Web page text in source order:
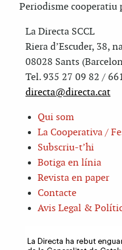
Periodisme cooperatiu
La Directa SCCL
Riera d’Escuder, 38,
08028 Sants
Tel. 935 27 09 82 /
directa@directa.cat
Qui som
La Cooperativa /
Subscriu-t’hi
Botiga en línia
Revista en paper
Contacte
Avis Legal &